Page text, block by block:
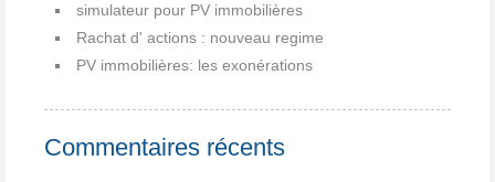
simulateur pour PV immobilières
Rachat d' actions : nouveau regime
PV immobilières: les exonérations
Commentaires récents